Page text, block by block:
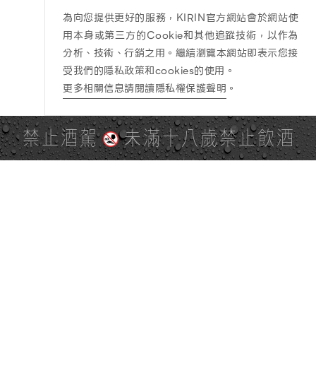
禁止酒駕 未滿十八歲禁止飲酒
為向您提供更好的服務，KIRIN官方網站會於網站使
用本身或第三方的Cookie和其他追蹤技術，以作為
分析、技術、行銷之用。繼續瀏覽本網站即表示您接
受我們的隱私政策和cookies的使用。
更多相關信息請閱讀隱私權保護聲明 。
PAGE TOP